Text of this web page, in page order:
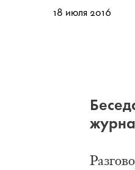
18 июля 2016